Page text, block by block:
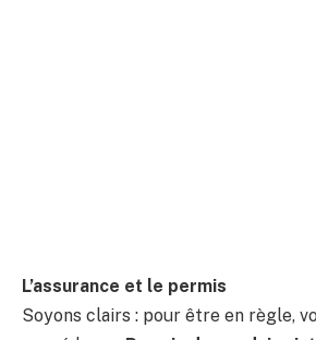
L’assurance et le permis
Soyons clairs : pour être en règle,